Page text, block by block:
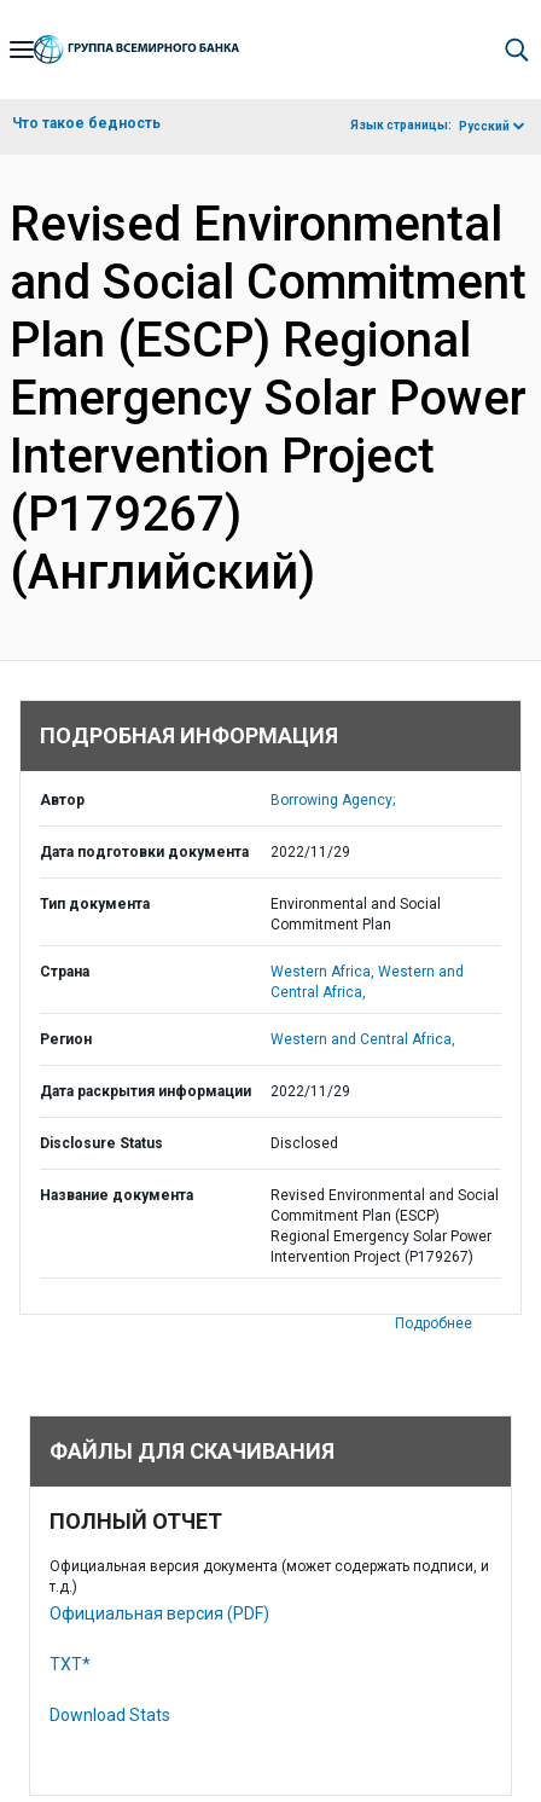
Skip
Navigation
Что такое бедность Язык страницы: Русский
Revised Environmental
and Social Commitment
Plan (ESCP) Regional
Emergency Solar Power
Intervention Project
(P179267)
(Английский)
ПОДРОБНАЯ ИНФОРМАЦИЯ
Автор Borrowing Agency;
Дата подготовки документа 2022/11/29
Тип документа
Environmental and Social
Commitment Plan
Страна Western Africa, Western and
Central Africa,
Регион Western and Central Africa,
Дата раскрытия информации 2022/11/29
Disclosure Status Disclosed
Название документа
Revised Environmental and Social
Commitment Plan (ESCP)
Regional Emergency Solar Power
Intervention Project (P179267)
Подробнее
ФАЙЛЫ ДЛЯ СКАЧИВАНИЯ
ПОЛНЫЙ ОТЧЕТ
Официальная версия документа (может содержать подписи, и
т.д.)
Официальная версия (PDF)
TXT*
Download Stats